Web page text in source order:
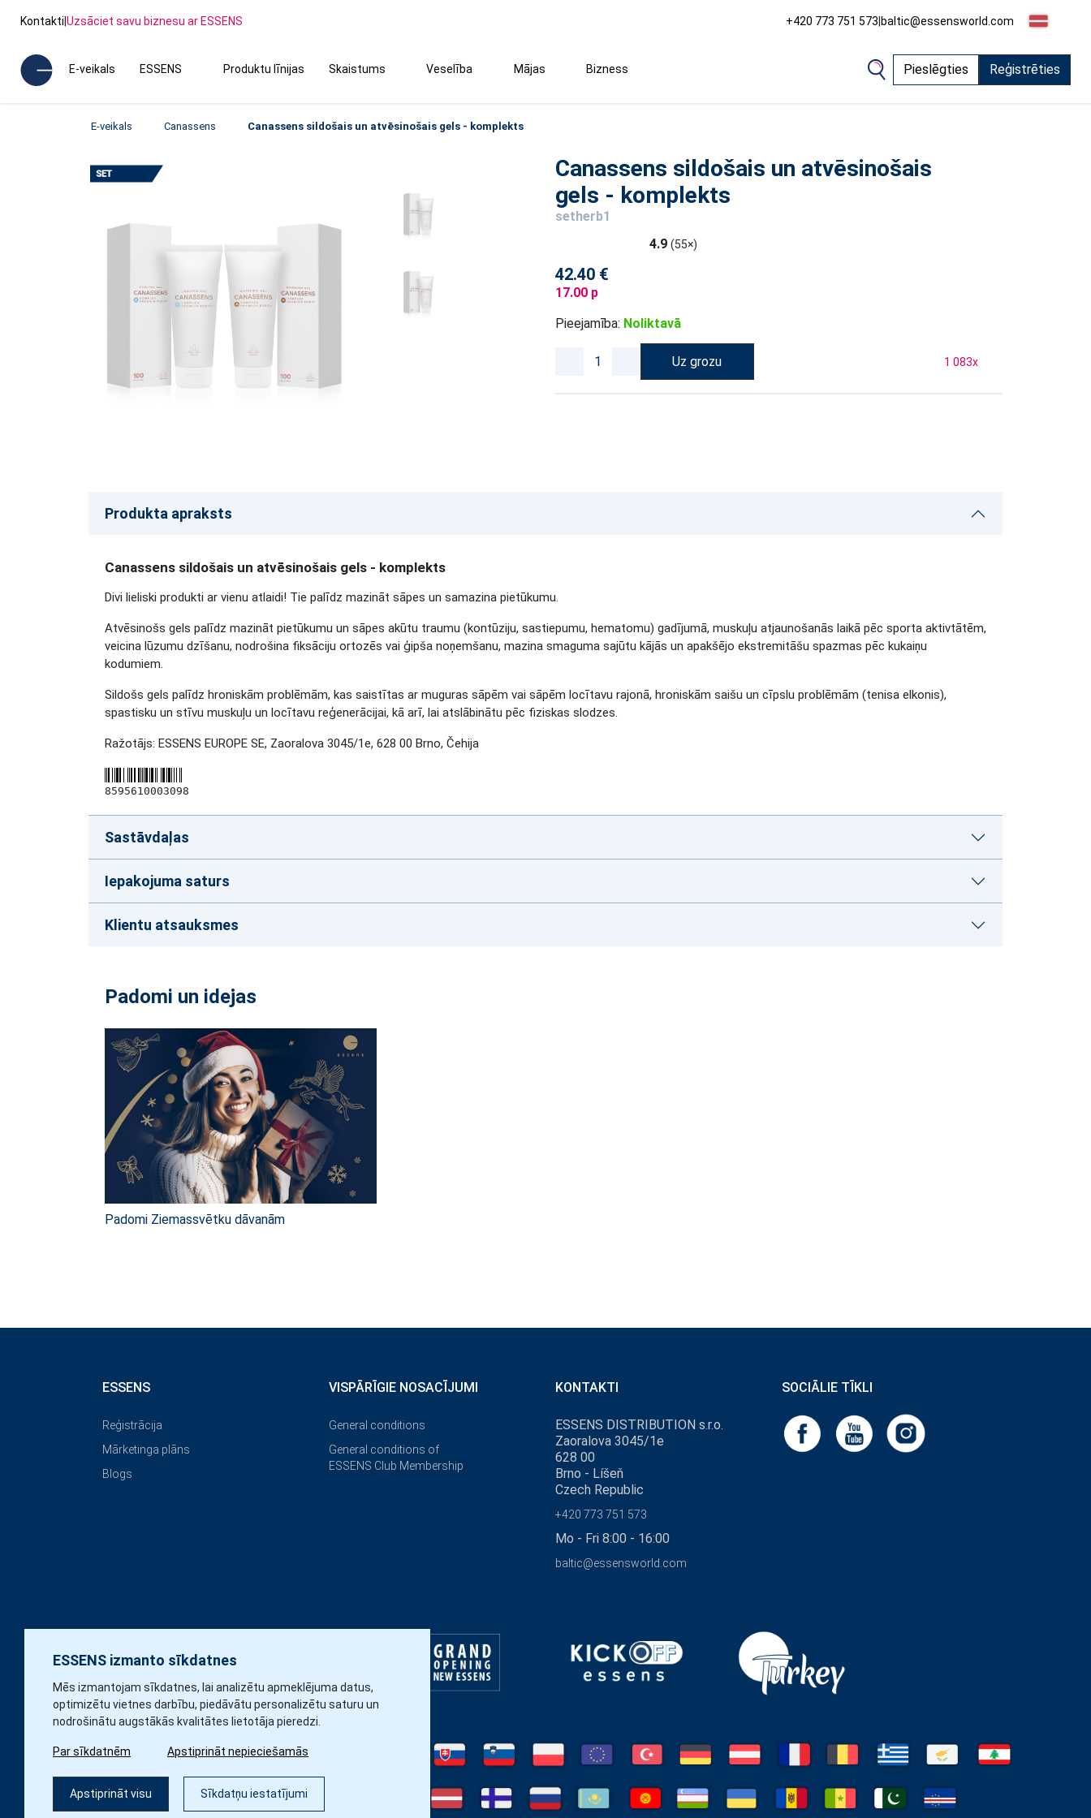
Kontakti|Uzsāciet savu biznesu ar ESSENS +420 773 751 573|baltic@essensworld.com
E-veikals ESSENS Produktu līnijas Skaistums Veselība Mājas Bizness Pieslēgties Reģistrēties
E-veikals Canassens Canassens sildošais un atvēsinošais gels - komplekts
Canassens sildošais un atvēsinošais
gels - komplekts
setherb1
4.9 (55×)
42.40 €
17.00 p
Pieejamība: Noliktavā
Uz grozu 1 083x
Produkta apraksts
Canassens sildošais un atvēsinošais gels - komplekts
Divi lieliski produkti ar vienu atlaidi! Tie palīdz mazināt sāpes un samazina pietūkumu.
Atvēsinošs gels palīdz mazināt pietūkumu un sāpes akūtu traumu (kontūziju, sastiepumu, hematomu) gadījumā, muskuļu atjaunošanās laikā pēc sporta aktivtātēm,
veicina lūzumu dzīšanu, nodrošina fiksāciju ortozēs vai ģipša noņemšanu, mazina smaguma sajūtu kājās un apakšējo ekstremitāšu spazmas pēc kukaiņu
kodumiem.
Sildošs gels palīdz hroniskām problēmām, kas saistītas ar muguras sāpēm vai sāpēm locītavu rajonā, hroniskām saišu un cīpslu problēmām (tenisa elkonis),
spastisku un stīvu muskuļu un locītavu reģenerācijai, kā arī, lai atslābinātu pēc fiziskas slodzes.
Ražotājs: ESSENS EUROPE SE, Zaoralova 3045/1e, 628 00 Brno, Čehija
8595610003098
Sastāvdaļas
Iepakojuma saturs
Klientu atsauksmes
Padomi un idejas
Padomi Ziemassvētku dāvanām
ESSENS izmanto sīkdatnes
Mēs izmantojam sīkdatnes, lai analizētu apmeklējuma datus,
optimizētu vietnes darbību, piedāvātu personalizētu saturu un
nodrošinātu augstākās kvalitātes lietotāja pieredzi.
Par sīkdatnēm Apstiprināt nepieciešamās
Apstiprināt visu Sīkdatņu iestatījumi
ESSENS
Reģistrācija
Mārketinga plāns
Blogs
VISPĀRĪGIE NOSACĪJUMI
General conditions
General conditions of
ESSENS Club Membership
KONTAKTI
ESSENS DISTRIBUTION s.r.o.
Zaoralova 3045/1e
628 00
Brno - Líšeň
Czech Republic
+420 773 751 573
Mo - Fri 8:00 - 16:00
baltic@essensworld.com
SOCIĀLIE TĪKLI